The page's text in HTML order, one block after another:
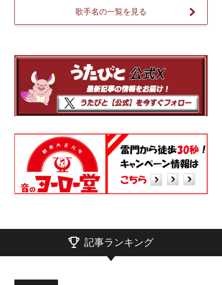
歌手名の一覧を見る
記事ランキング